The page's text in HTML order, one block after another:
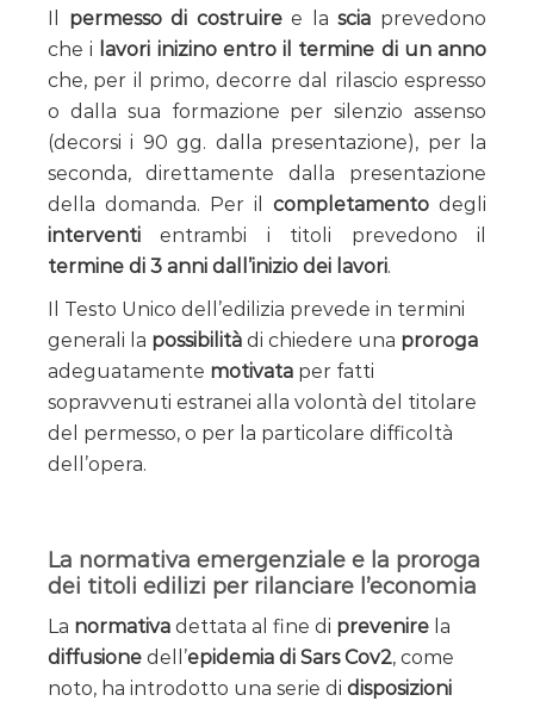
Il permesso di costruiree lascia prevedono
che i lavori inizino entro il termine di un anno
che, per il primo, decorre dal rilascio espresso
o dalla sua formazione per silenzio assenso
(decorsi i 90 gg. dalla presentazione), per la
seconda, direttamente dalla presentazione
della domanda. Per il completamento degli
interventi entrambi i titoli prevedono il
termine di 3 anni dall’inizio dei lavori.
Il Testo Unico dell’edilizia prevede in termini
generali la possibilità di chiedere una proroga
adeguatamente motivata per fatti
sopravvenuti estranei alla volontà del titolare
del permesso, o per la particolare difficoltà
dell’opera.
La normativa emergenziale e la proroga
dei titoli edilizi per rilanciare l’economia
La normativa dettata al fine di prevenire la
diffusione dell’epidemia di Sars Cov2, come
noto, ha introdotto una serie di disposizioni